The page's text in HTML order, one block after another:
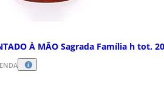
À MÃO Sagrada Família h tot.